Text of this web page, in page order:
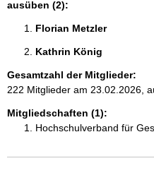
ausüben (2):
Florian Metzler
Kathrin König
Gesamtzahl der Mitglieder:
222 Mitglieder am 23.02.2026,
Mitgliedschaften (1):
Hochschulverband für